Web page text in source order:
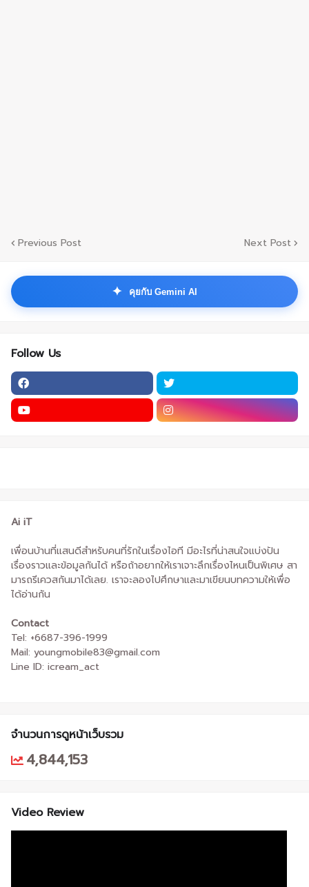
Previous Post Next Post
✦ คุยกับ Gemini AI
Follow Us
Ai iT
เพื่อนบ้านที่แสนดีสำหรับคนที่รักในเรื่องไอที มีอะไรที่น่าสนใจแบ่งปัน
เรื่องราวและข้อมูลกันได้ หรือถ้าอยากให้เราเจาะลึกเรื่องไหนเป็นพิเศษ สา
มารถรีเควสกันมาได้เลย. เราจะลองไปศึกษาและมาเขียนบทความให้เพื่อ
ได้อ่านกัน
Contact
Tel: +6687-396-1999
Mail: youngmobile83@gmail.com
Line ID: icream_act
จำนวนการดูหน้าเว็บรวม
4,844,153
Video Review